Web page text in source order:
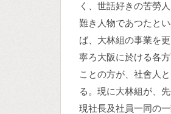
く、世話好きの苦勞
難き人物であつたと
ば、大林組の事業を
寧ろ大阪に於ける各
ことの方が、社會人
る。現に大林組が、
現社長及社員一同の